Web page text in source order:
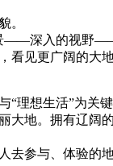
。
——深入的视野
看见更广阔的大地
“理想生活”为关
大地。拥有辽阔
去参与、体验的